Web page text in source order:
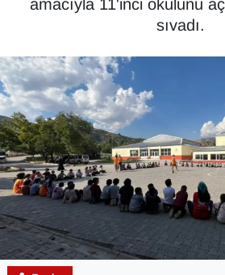
amacıyla 11'inci okulunu
sıvadı.
Diğer
DÜNYA
EĞİTİM
EKONOMİ
Eleman